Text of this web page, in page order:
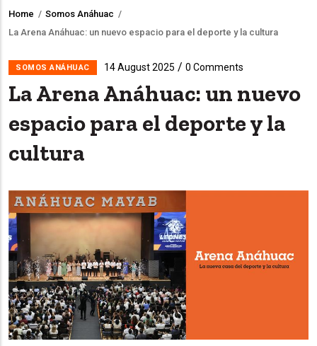
Breadcrumb
Home / Somos Anáhuac /
​La Arena Anáhuac: un nuevo espacio para el deporte y la cultura
SOMOS ANÁHUAC 14 August 2025 / 0 Comments
​La Arena Anáhuac: un nuevo
espacio para el deporte y la
cultura